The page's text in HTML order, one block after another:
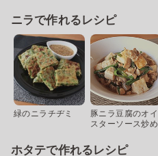
ニラで作れるレシピ
緑のニラチヂミ
豚ニラ豆腐のオイ
スターソース炒め
ホタテで作れるレシピ